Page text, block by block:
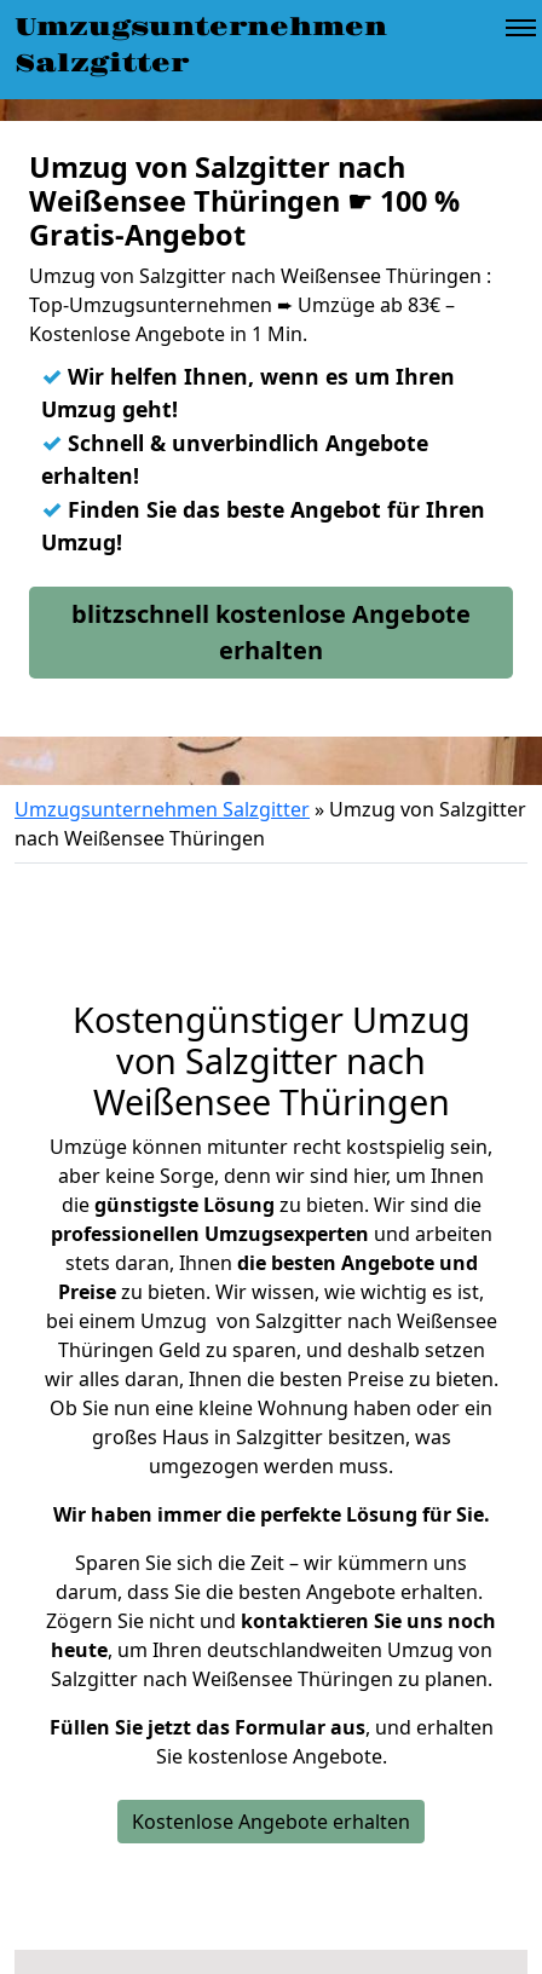
Umzugsunternehmen
Salzgitter
Umzug von Salzgitter nach
Weißensee Thüringen ☛ 100 %
Gratis-Angebot
Umzug von Salzgitter nach Weißensee Thüringen :
Top-Umzugsunternehmen ➨ Umzüge ab 83€ –
Kostenlose Angebote in 1 Min.
✓ Wir helfen Ihnen, wenn es um Ihren
Umzug geht!
✓ Schnell & unverbindlich Angebote
erhalten!
✓ Finden Sie das beste Angebot für Ihren
Umzug!
blitzschnell kostenlose Angebote
erhalten
Umzugsunternehmen Salzgitter» Umzug von Salzgitter
nach Weißensee Thüringen
Kostengünstiger Umzug
von Salzgitter nach
Weißensee Thüringen
Umzüge können mitunter recht kostspielig sein,
aber keine Sorge, denn wir sind hier, um Ihnen
diegünstigste Lösung zu bieten. Wir sind die
professionellen Umzugsexperten und arbeiten
stets daran, Ihnen die besten Angebote und
Preisezu bieten. Wir wissen, wie wichtig es ist,
bei einem Umzug von Salzgitter nach Weißensee
Thüringen Geld zu sparen, und deshalb setzen
wir alles daran, Ihnen die besten Preise zu bieten.
Ob Sie nun eine kleine Wohnung haben oder ein
großes Haus in Salzgitter besitzen, was
umgezogen werden muss.
Wir haben immer die perfekte Lösung für Sie.
Sparen Sie sich die Zeit – wir kümmern uns
darum, dass Sie die besten Angebote erhalten.
Zögern Sie nicht und kontaktieren Sie uns noch
heute, um Ihren deutschlandweiten Umzug von
Salzgitter nach Weißensee Thüringen zu planen.
Füllen Sie jetzt das Formular aus, und erhalten
Sie kostenlose Angebote.
Kostenlose Angebote erhalten